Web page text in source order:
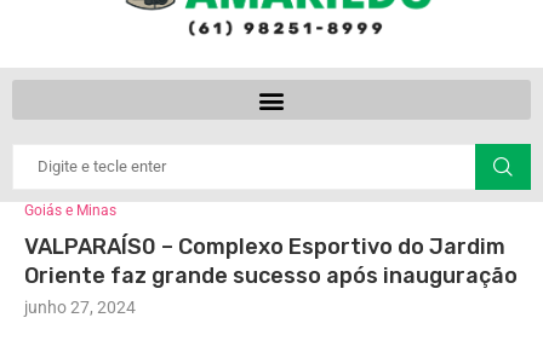
Goiás e Minas
VALPARAÍS0 – Complexo Esportivo do Jardim
Oriente faz grande sucesso após inauguração
junho 27, 2024